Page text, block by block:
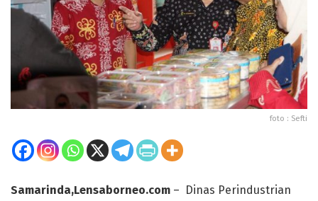
foto : Sefti
Samarinda,Lensaborneo.com – Dinas Perindustrian